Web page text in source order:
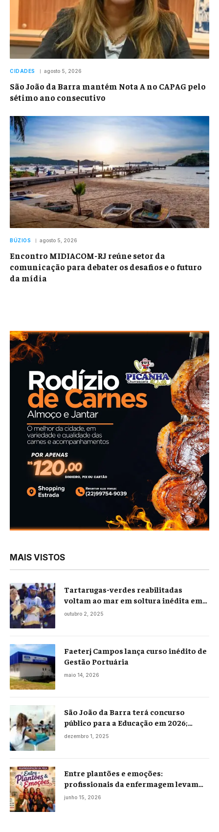
CIDADES agosto 5, 2026
São João da Barra mantém Nota A no CAPAG pelo
sétimo ano consecutivo
BÚZIOS agosto 5, 2026
Encontro MIDIACOM-RJ reúne setor da
comunicação para debater os desafios e o futuro
da mídia
MAIS VISTOS
Tartarugas-verdes reabilitadas
voltam ao mar em soltura inédita em
Praia Seca
outubro 2, 2025
Faeterj Campos lança curso inédito de
Gestão Portuária
maio 14, 2026
São João da Barra terá concurso
público para a Educação em 2026;
projeto já está na Câmara
dezembro 1, 2025
Entre plantões e emoções:
profissionais da enfermagem levam
histórias reais ao palco em Campos
junho 15, 2026